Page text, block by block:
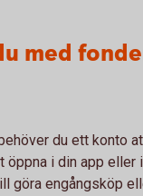
med
du ett konto
öppna i din app eller
göra engångsköp